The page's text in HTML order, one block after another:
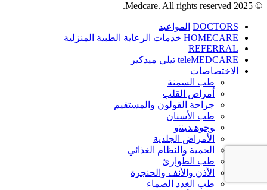
© 2025 Medcare. All rights reserved.
DOCTORS المواعيد
HOMECARE خدمات الرعاية الطبية المنزلية
REFERRAL
teleMEDCARE تيلي ميدكير
الاختصاصات
طب السمنة
أمراض القلب
جراحة القولون والمستقيم
طب الأسنان
ﻮﺟﻮﻫ ﺪﻴﻨﺗﻭ
الأمراض الجلدية
الحمية والنظام الغذائي
طب الطوارئ
الأذن والأنف والحنجرة
طب الغدد الصماء